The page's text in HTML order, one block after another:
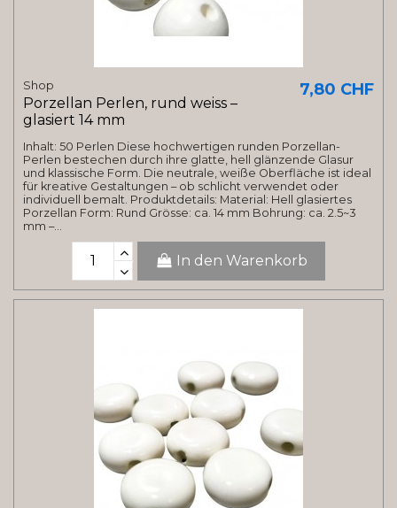
Shop
Porzellan Perlen, rund weiss –
glasiert 14 mm
7,80 CHF
Inhalt: 50 Perlen Diese hochwertigen runden Porzellan-
Perlen bestechen durch ihre glatte, hell glänzende Glasur
und klassische Form. Die neutrale, weiße Oberfläche ist ideal
für kreative Gestaltungen – ob schlicht verwendet oder
individuell bemalt. Produktdetails: Material: Hell glasiertes
Porzellan Form: Rund Grösse: ca. 14 mm Bohrung: ca. 2.5~3
mm –...
In den Warenkorb